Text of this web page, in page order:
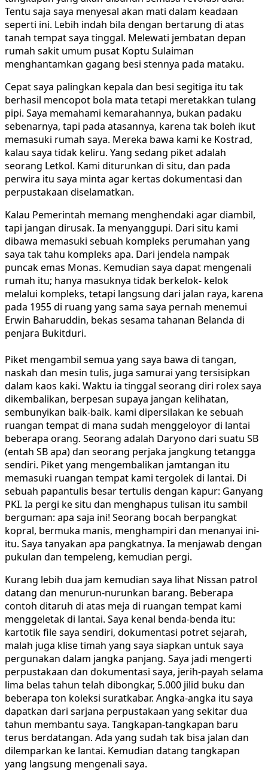
Tentu saja saya menyesal akan mati dalam keadaan
seperti ini. Lebih indah bila dengan bertarung di atas
tanah tempat saya tinggal. Melewati jembatan depan
rumah sakit umum pusat Koptu Sulaiman
menghantamkan gagang besi stennya pada mataku.
Cepat saya palingkan kepala dan besi segitiga itu tak
berhasil mencopot bola mata tetapi meretakkan tulang
pipi. Saya memahami kemarahannya, bukan padaku
sebenarnya, tapi pada atasannya, karena tak boleh ikut
memasuki rumah saya. Mereka bawa kami ke Kostrad,
kalau saya tidak keliru. Yang sedang piket adalah
seorang Letkol. Kami diturunkan di situ, dan pada
perwira itu saya minta agar kertas dokumentasi dan
perpustakaan diselamatkan.
Kalau Pemerintah memang menghendaki agar diambil,
tapi jangan dirusak. Ia menyanggupi. Dari situ kami
dibawa memasuki sebuah kompleks perumahan yang
saya tak tahu kompleks apa. Dari jendela nampak
puncak emas Monas. Kemudian saya dapat mengenali
rumah itu; hanya masuknya tidak berkelok- kelok
melalui kompleks, tetapi langsung dari jalan raya, karena
pada 1955 di ruang yang sama saya pernah menemui
Erwin Baharuddin, bekas sesama tahanan Belanda di
penjara Bukitduri.
Piket mengambil semua yang saya bawa di tangan,
naskah dan mesin tulis, juga samurai yang tersisipkan
dalam kaos kaki. Waktu ia tinggal seorang diri rolex saya
dikembalikan, berpesan supaya jangan kelihatan,
sembunyikan baik-baik. kami dipersilakan ke sebuah
ruangan tempat di mana sudah menggeloyor di lantai
beberapa orang. Seorang adalah Daryono dari suatu SB
(entah SB apa) dan seorang perjaka jangkung tetangga
sendiri. Piket yang mengembalikan jamtangan itu
memasuki ruangan tempat kami tergolek di lantai. Di
sebuah papantulis besar tertulis dengan kapur: Ganyang
PKI. Ia pergi ke situ dan menghapus tulisan itu sambil
berguman: apa saja ini! Seorang bocah berpangkat
kopral, bermuka manis, menghampiri dan menanyai ini-
itu. Saya tanyakan apa pangkatnya. Ia menjawab dengan
pukulan dan tempeleng, kemudian pergi.
Kurang lebih dua jam kemudian saya lihat Nissan patrol
datang dan menurun-nurunkan barang. Beberapa
contoh ditaruh di atas meja di ruangan tempat kami
menggeletak di lantai. Saya kenal benda-benda itu:
kartotik file saya sendiri, dokumentasi potret sejarah,
malah juga klise timah yang saya siapkan untuk saya
pergunakan dalam jangka panjang. Saya jadi mengerti
perpustakaan dan dokumentasi saya, jerih-payah selama
lima belas tahun telah dibongkar, 5.000 jilid buku dan
beberapa ton koleksi suratkabar. Angka-angka itu saya
dapatkan dari sarjana perpustakaan yang sekitar dua
tahun membantu saya. Tangkapan-tangkapan baru
terus berdatangan. Ada yang sudah tak bisa jalan dan
dilemparkan ke lantai. Kemudian datang tangkapan
yang langsung mengenali saya.